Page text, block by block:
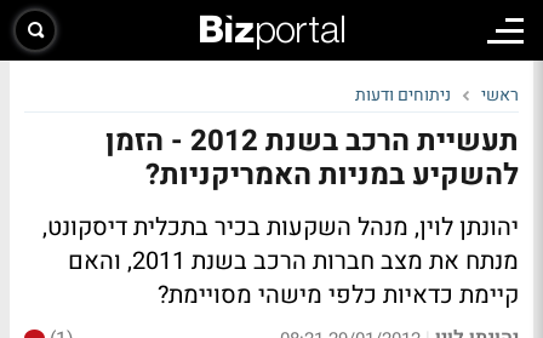
ראשי ניתוחים ודעות
תעשיית הרכב בשנת 2012 - הזמן
להשקיע במניות האמריקניות?
יהונתן לוין, מנהל השקעות בכיר בתכלית דיסקונט,
מנתח את מצב חברות הרכב בשנת 2011, והאם
קיימת כדאיות כלפי מישהי מסויימת?